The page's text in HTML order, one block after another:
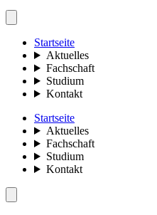
Startseite
Aktuelles
Fachschaft
Studium
Kontakt
Startseite
Aktuelles
Fachschaft
Studium
Kontakt